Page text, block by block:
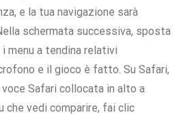
e la tua navigazione sarà
schermata successiva, sposta
menu a tendina relativi
e il gioco è fatto. Su Safari,
Safari collocata in alto a
che vedi comparire, fai clic